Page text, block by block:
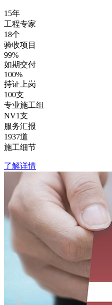
15年
工程专家
18个
验收项目
99%
如期交付
100%
持证上岗
100支
专业施工组
NV1支
服务汇报
1937道
施工细节
了解详情